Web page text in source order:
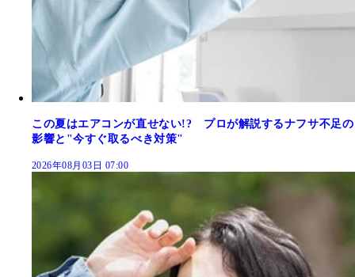
この夏はエアコンが直せない!? プロが解説するナフサ不足の
影響と"今すぐ取るべき対策"
2026年08月03日 07:00